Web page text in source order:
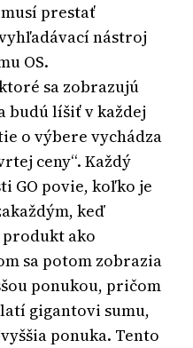
prestať
nástroj
OS.
sa zobrazujú
budú líšiť v každej
o výbere vychádza
ceny“. Každý
GO povie, koľko je
keď
ako
sa potom zobrazia
ponukou, pričom
gigantovi sumu,
ponuka. Tento